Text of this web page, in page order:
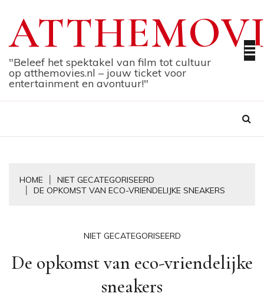
content
"Beleef het spektakel van film tot cultuur
op atthemovies.nl – jouw ticket voor
entertainment en avontuur!"
HOME
NIET GECATEGORISEERD
DE OPKOMST VAN ECO-VRIENDELIJKE SNEAKERS
NIET GECATEGORISEERD
De opkomst van eco-vriendelijke
sneakers